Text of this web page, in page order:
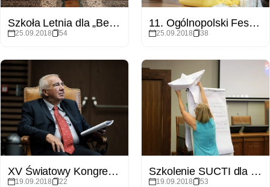
Szkoła Letnia dla „Best Studentów" BESTStudentCAMP
25.09.2018 54
11. Ogólnopolski Festiwal Nauki Przyrodnicze na Scenie
25.09.2018 38
XV Światowy Kongres Prawa Rolnego na Wydziale Prawa i Administracji UAM
19.09.2018 22
Szkolenie SUCTI dla pracowników UAM
19.09.2018 53